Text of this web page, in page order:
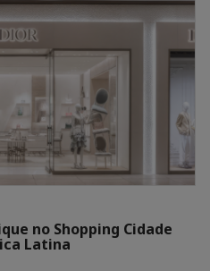
no Shopping Cidade
Latina